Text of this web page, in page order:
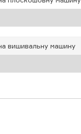
вишивальну машину